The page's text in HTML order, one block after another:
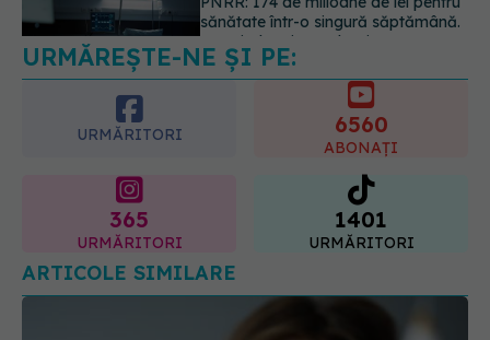
Ce spune culoarea ta preferată
despre vârsta pe care o ai. Care
este "codul cromatic" al generațiilor
URMĂREȘTE-NE ȘI PE:
URMĂRITORI 6560
ABONAȚI
365
URMĂRITORI
1401
URMĂRITORI
ARTICOLE SIMILARE